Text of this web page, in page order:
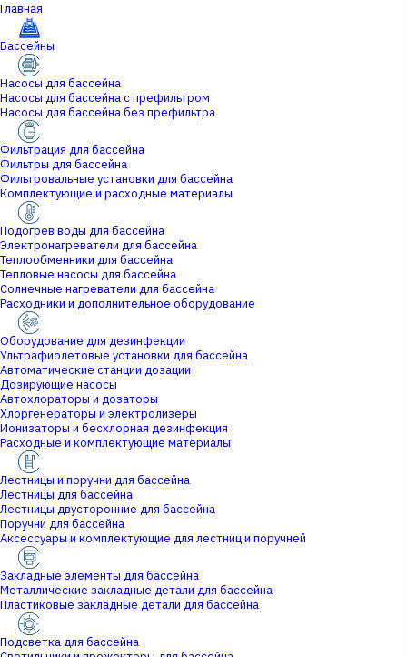
Главная
Бассейны
Насосы для бассейна
Насосы для бассейна с префильтром
Насосы для бассейна без префильтра
Фильтрация для бассейна
Фильтры для бассейна
Фильтровальные установки для бассейна
Комплектующие и расходные материалы
Подогрев воды для бассейна
Электронагреватели для бассейна
Теплообменники для бассейна
Тепловые насосы для бассейна
Солнечные нагреватели для бассейна
Расходники и дополнительное оборудование
Оборудование для дезинфекции
Ультрафиолетовые установки для бассейна
Автоматические станции дозации
Дозирующие насосы
Автохлораторы и дозаторы
Хлоргенераторы и электролизеры
Ионизаторы и бесхлорная дезинфекция
Расходные и комплектующие материалы
Лестницы и поручни для бассейна
Лестницы для бассейна
Лестницы двусторонние для бассейна
Поручни для бассейна
Аксессуары и комплектующие для лестниц и поручней
Закладные элементы для бассейна
Металлические закладные детали для бассейна
Пластиковые закладные детали для бассейна
Подсветка для бассейна